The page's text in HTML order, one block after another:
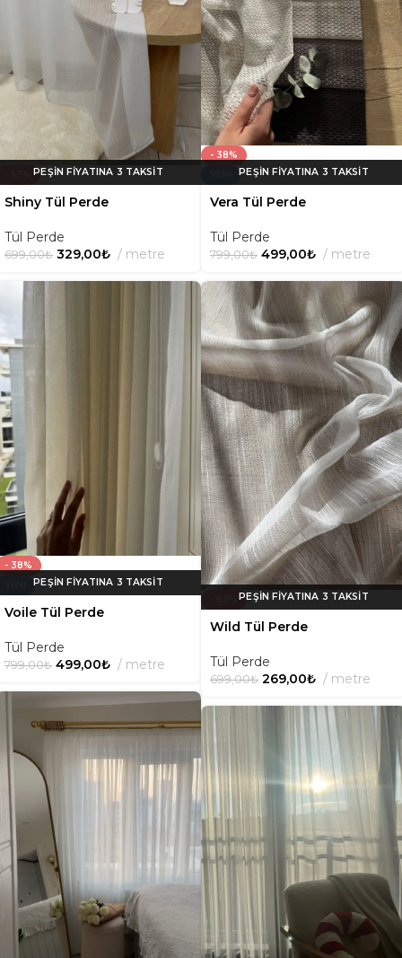
Shiny Tül Perde
Tül Perde
699,00₺ 329,00₺ metre
- 38%
Vera Tül Perde
Tül Perde
799,00₺ 499,00₺ metre
- 38%
Voile Tül Perde
Tül Perde
799,00₺ 499,00₺ metre
Wild Tül Perde
Tül Perde
699,00₺ 269,00₺ metre